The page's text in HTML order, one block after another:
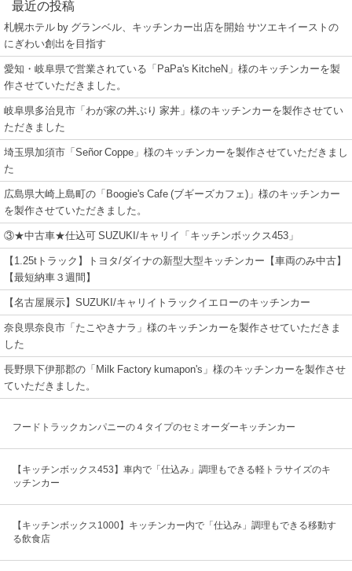
最近の投稿
札幌ホテル by グランベル、キッチンカー出店を開始 サツエキイーストの
にぎわい創出を目指す
愛知・岐阜県で営業されている「PaPa's KitcheN」様のキッチンカーを製
作させていただきました。
岐阜県多治見市「わが家の丼ぶり 家丼」様のキッチンカーを製作させてい
ただきました
埼玉県加須市「Señor Coppe」様のキッチンカーを製作させていただきまし
た
広島県大崎上島町の「Boogie's Cafe (ブギーズカフェ)」様のキッチンカー
を製作させていただきました。
③★中古車★仕込可 SUZUKI/キャリイ「キッチンボックス453」
【1.25tトラック】トヨタ/ダイナの新型大型キッチンカー【車両のみ中古】
【最短納車３週間】
【名古屋展示】SUZUKI/キャリイトラックイエローのキッチンカー
奈良県奈良市「たこやきナラ」様のキッチンカーを製作させていただきま
した
長野県下伊那郡の「Milk Factory kumapon's」様のキッチンカーを製作させ
ていただきました。
フードトラックカンパニーの４タイプのセミオーダーキッチンカー
【キッチンボックス453】車内で「仕込み」調理もできる軽トラサイズのキ
ッチンカー
【キッチンボックス1000】キッチンカー内で「仕込み」調理もできる移動す
る飲食店